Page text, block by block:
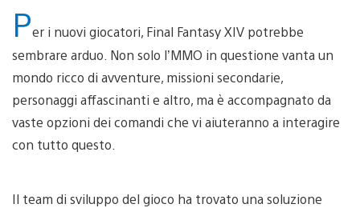
Per i nuovi giocatori, Final Fantasy XIV potrebbe
sembrare arduo. Non solo l’MMO in questione vanta un
mondo ricco di avventure, missioni secondarie,
personaggi affascinanti e altro, ma è accompagnato da
vaste opzioni dei comandi che vi aiuteranno a interagire
con tutto questo.
Il team di sviluppo del gioco ha trovato una soluzione